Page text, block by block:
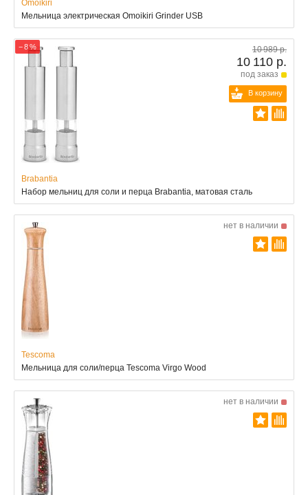
Omoikiri
Мельница электрическая Omoikiri Grinder USB
− 8 % 10 989 р.
10 110 р.
под заказ
В корзину
Brabantia
Набор мельниц для соли и перца Brabantia, матовая сталь
нет в наличии
Tescoma
Мельница для соли/перца Tescoma Virgo Wood
нет в наличии